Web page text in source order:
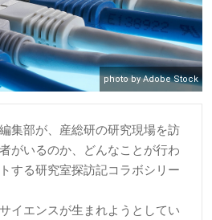
photo by Adobe Stock
集部が、産総研の研究現場を訪
がいるのか、どんなことが行わ
する研究室探訪記コラボシリー
イエンスが生まれようとしてい